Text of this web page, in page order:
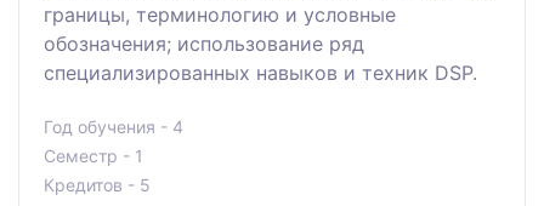
границы, терминологию и условные
обозначения; использование ряд
специализированных навыков и техник DSP.
Год обучения - 4
Семестр - 1
Кредитов - 5